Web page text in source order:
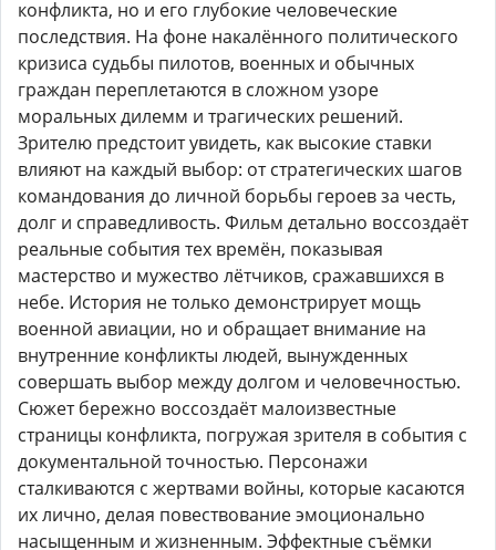
конфликта, но и его глубокие человеческие
последствия. На фоне накалённого политического
кризиса судьбы пилотов, военных и обычных
граждан переплетаются в сложном узоре
моральных дилемм и трагических решений.
Зрителю предстоит увидеть, как высокие ставки
влияют на каждый выбор: от стратегических шагов
командования до личной борьбы героев за честь,
долг и справедливость. Фильм детально воссоздаёт
реальные события тех времён, показывая
мастерство и мужество лётчиков, сражавшихся в
небе. История не только демонстрирует мощь
военной авиации, но и обращает внимание на
внутренние конфликты людей, вынужденных
совершать выбор между долгом и человечностью.
Сюжет бережно воссоздаёт малоизвестные
страницы конфликта, погружая зрителя в события с
документальной точностью. Персонажи
сталкиваются с жертвами войны, которые касаются
их лично, делая повествование эмоционально
насыщенным и жизненным. Эффектные съёмки